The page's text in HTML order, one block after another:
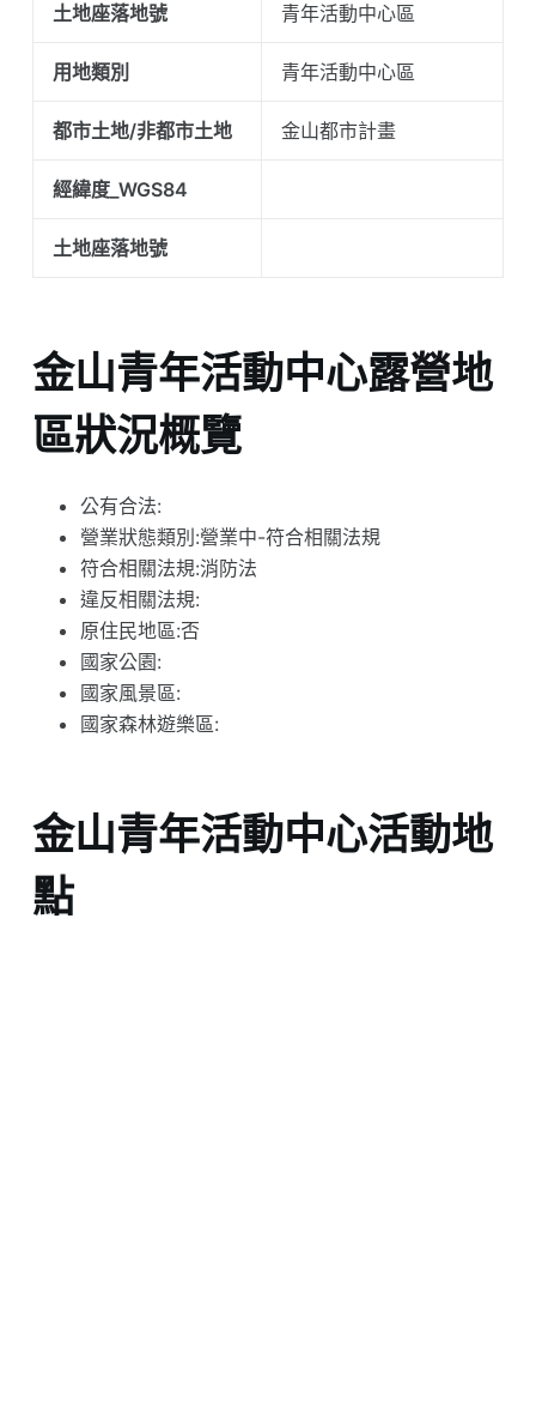
土地座落地號 青年活動中心區
用地類別 青年活動中心區
都市土地/非都市土地 金山都市計畫
經緯度_WGS84
土地座落地號
金山青年活動中心露營地
區狀況概覽
公有合法:
營業狀態類別:營業中-符合相關法規
符合相關法規:消防法
違反相關法規:
原住民地區:否
國家公園:
國家風景區:
國家森林遊樂區:
金山青年活動中心活動地
點